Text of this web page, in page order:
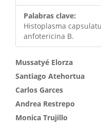
Palabras clave:
Histoplasma
anfotericina B.
Contenido
principal
del
artículo
Mussatyé Elorza
Santiago Atehortua
Carlos Garces
Andrea Restrepo
Monica Trujillo